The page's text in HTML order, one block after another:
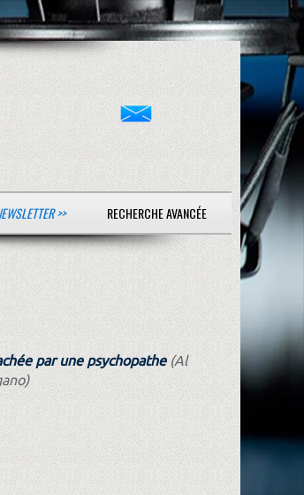
>> RECHERCHE AVANCÉE
par une psychopathe(Al